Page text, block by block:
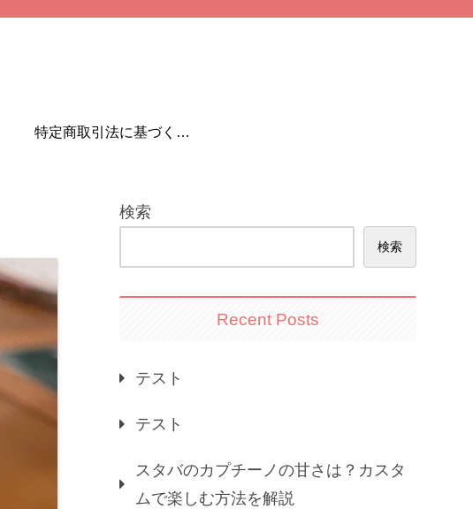
特定商取引法に基づく表
検索
検索
Recent Posts
テスト
テスト
スタバのカプチーノの甘さは？カスタ
ムで楽しむ方法を解説